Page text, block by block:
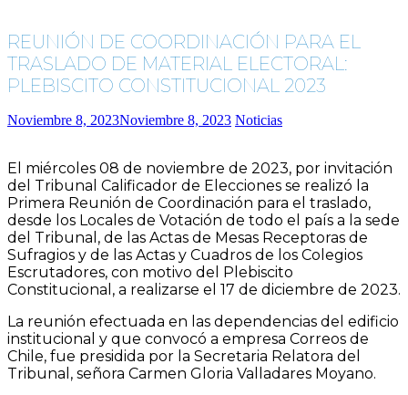
REUNIÓN DE COORDINACIÓN PARA EL
TRASLADO DE MATERIAL ELECTORAL:
PLEBISCITO CONSTITUCIONAL 2023
Noviembre 8, 2023Noviembre 8, 2023 Noticias
El miércoles 08 de noviembre de 2023, por invitación
del Tribunal Calificador de Elecciones se realizó la
Primera Reunión de Coordinación para el traslado,
desde los Locales de Votación de todo el país a la sede
del Tribunal, de las Actas de Mesas Receptoras de
Sufragios y de las Actas y Cuadros de los Colegios
Escrutadores, con motivo del Plebiscito
Constitucional, a realizarse el 17 de diciembre de 2023.
La reunión efectuada en las dependencias del edificio
institucional y que convocó a empresa Correos de
Chile, fue presidida por la Secretaria Relatora del
Tribunal, señora Carmen Gloria Valladares Moyano.